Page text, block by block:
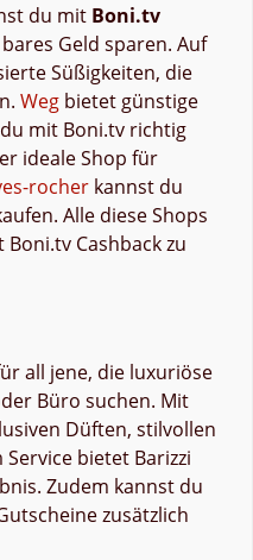
du mit Boni.tv
bares Geld sparen. Auf
Süßigkeiten, die
Weg bietet günstige
mit Boni.tv richtig
ideale Shop für
rocher kannst du
Alle diese Shops
Cashback zu
all jene, die luxuriöse
Büro suchen. Mit
Düften, stilvollen
bietet Barizzi
Zudem kannst du
zusätzlich